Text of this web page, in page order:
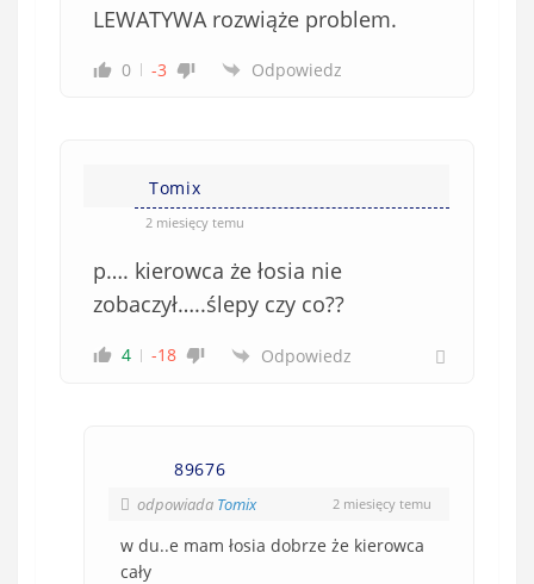
LEWATYWA rozwiąże problem.
0 -3 Odpowiedz
Tomix
2 miesięcy temu
p…. kierowca że łosia nie
zobaczył…..ślepy czy co??
4 -18 Odpowiedz
89676
odpowiada Tomix 2 miesięcy temu
w du..e mam łosia dobrze że kierowca
cały